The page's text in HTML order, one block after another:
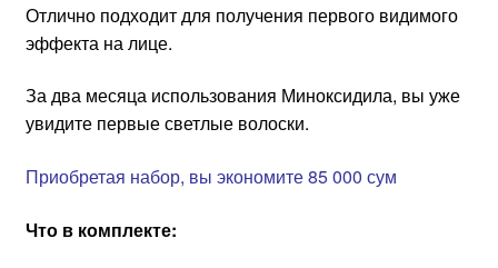
Отлично подходит для получения первого видимого
эффекта на лице.
За два месяца использования Миноксидила, вы уже
увидите первые светлые волоски.
Приобретая набор, вы экономите 85 000 сум
Что в комплекте: